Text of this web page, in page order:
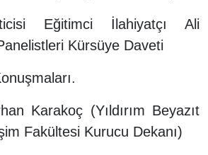
Eğitimci İlahiyatçı Ali
Kürsüye Daveti
Karakoç (Yıldırım Beyazıt
Fakültesi Kurucu Dekanı)